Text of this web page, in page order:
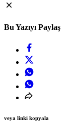
Bu Yazıyı Paylaş
veya linki kopyala